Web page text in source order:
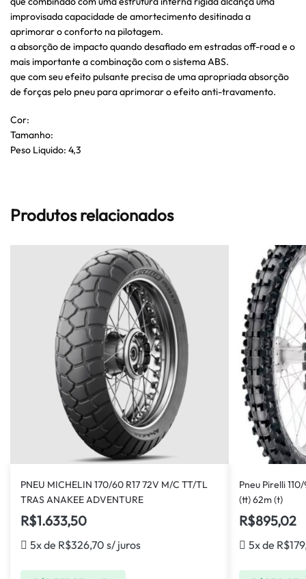
improvisada capacidade de amortecimento desitinada a
aprimorar o conforto na pilotagem.
a absorção de impacto quando desafiado em estradas off-road e o
mais importante a combinação com o sistema ABS.
que com seu efeito pulsante precisa de uma apropriada absorção
de forças pelo pneu para aprimorar o efeito anti-travamento.
Cor:
Tamanho:
Peso Liquido: 4,3
Produtos relacionados
PNEU MICHELIN 170/60 R17 72V M/C TT/TL
TRAS ANAKEE ADVENTURE
R$1.633,50
5x de R$326,70 s/ juros
Pneu Pirelli
(tt) 62m (t)
R$895,02
5x de R$